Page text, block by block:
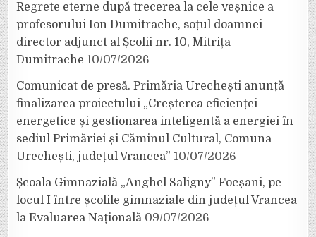
Regrete eterne după trecerea la cele veșnice a
profesorului Ion Dumitrache, soțul doamnei
director adjunct al Școlii nr. 10, Mitrița
Dumitrache 10/07/2026
Comunicat de presă. Primăria Urechești anunță
finalizarea proiectului „Creșterea eficienței
energetice și gestionarea inteligentă a energiei în
sediul Primăriei și Căminul Cultural, Comuna
Urechești, județul Vrancea” 10/07/2026
Școala Gimnazială „Anghel Saligny” Focșani, pe
locul I între școlile gimnaziale din județul Vrancea
la Evaluarea Națională 09/07/2026